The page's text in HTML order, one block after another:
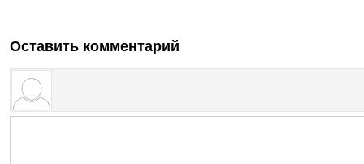
Оставить комментарий